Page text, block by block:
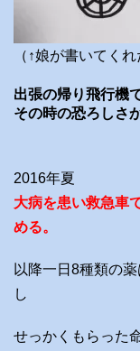
（↑娘が書いてく
出張の帰り飛行機
その時の恐ろしさ
2016年夏
大病を患い救急車
める。
以降一日8種類の
し
せっかくもらった